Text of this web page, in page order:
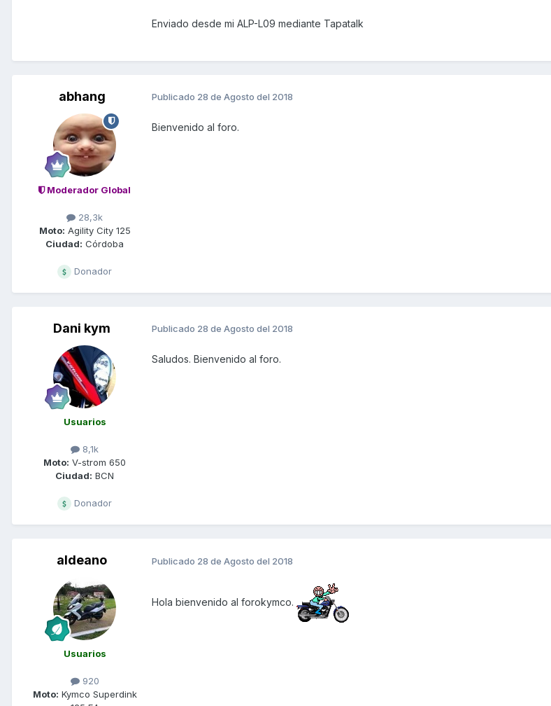
Enviado desde mi ALP-L09 mediante Tapatalk
abhang
Moderador Global
28,3k
Moto: Agility City 125
Ciudad: Córdoba
Donador
Publicado 28 de Agosto del 2018
Bienvenido al foro.
Dani kym
Usuarios
8,1k
Moto: V-strom 650
Ciudad: BCN
Donador
Publicado 28 de Agosto del 2018
Saludos. Bienvenido al foro.
aldeano
Usuarios
920
Moto: Kymco Superdink
Publicado 28 de Agosto del 2018
Hola bienvenido al forokymco.